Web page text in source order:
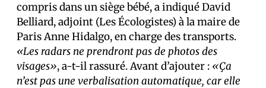
compris dans un siège bébé, a indiqué David
Belliard, adjoint (Les Écologistes) à la maire de
Paris Anne Hidalgo, en charge des transports.
«Les radars ne prendront pas de photos des
visages», a-t-il rassuré. Avant d’ajouter : «Ça
n’est pas une verbalisation automatique, car elle